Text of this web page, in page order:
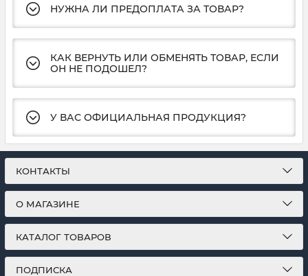
НУЖНА ЛИ ПРЕДОПЛАТА ЗА ТОВАР?
КАК ВЕРНУТЬ ИЛИ ОБМЕНЯТЬ ТОВАР, ЕСЛИ
ОН НЕ ПОДОШЕЛ?
У ВАС ОФИЦИАЛЬНАЯ ПРОДУКЦИЯ?
КОНТАКТЫ
О МАГАЗИНЕ
КАТАЛОГ ТОВАРОВ
ПОДПИСКА